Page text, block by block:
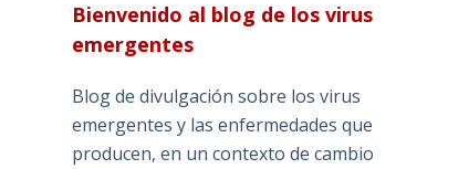
Bienvenido al blog de los virus
emergentes
Blog de divulgación sobre los virus
emergentes y las enfermedades que
producen, en un contexto de cambio